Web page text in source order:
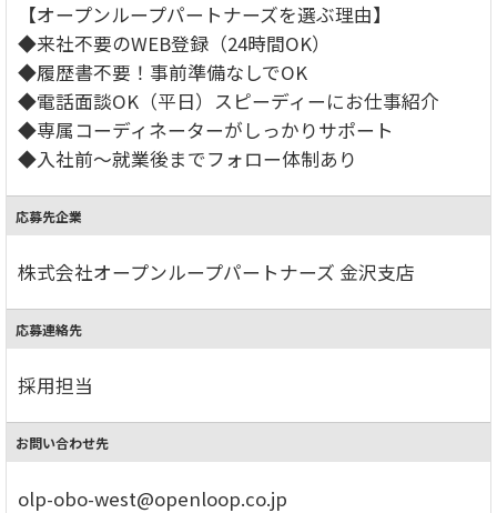
【オープンループパートナーズを選ぶ理由】
◆来社不要のWEB登録（24時間OK）
◆履歴書不要！事前準備なしでOK
◆電話面談OK（平日）スピーディーにお仕事紹介
◆専属コーディネーターがしっかりサポート
◆入社前～就業後までフォロー体制あり
応募先企業
株式会社オープンループパートナーズ 金沢支店
応募連絡先
採用担当
お問い合わせ先
olp-obo-west@openloop.co.jp